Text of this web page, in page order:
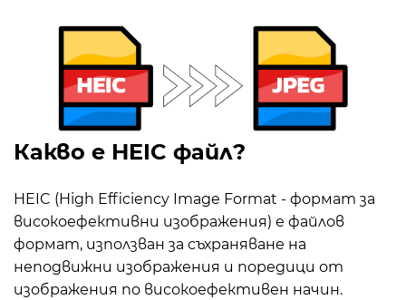
Какво е HEIC файл?
HEIC (High Efficiency Image Format - формат за
високоефективни изображения) е файлов
формат, използван за съхраняване на
неподвижни изображения и поредици от
изображения по високоефективен начин.